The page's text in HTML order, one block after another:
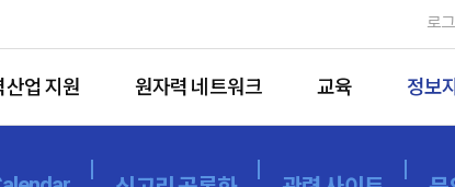
로
산업 지원 원자력 네트워크 교육 정보